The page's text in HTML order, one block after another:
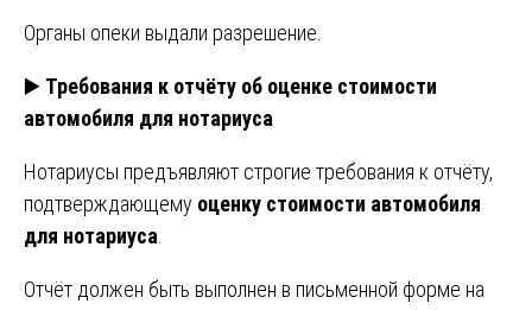
Органы опеки выдали разрешение.
▶️ Требования к отчёту об оценке стоимости
автомобиля для нотариуса
Нотариусы предъявляют строгие требования к отчёту,
подтверждающему оценку стоимости автомобиля
для нотариуса
Отчёт должен быть выполнен в письменной форме на